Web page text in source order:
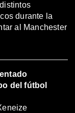
durante la
al Manchester
del fútbol